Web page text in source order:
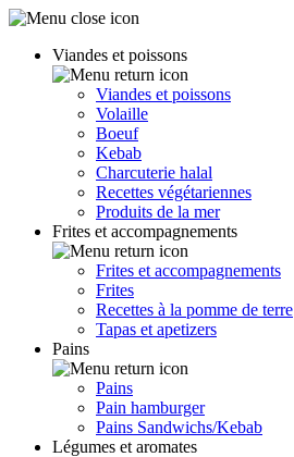
Viandes et poissons
Viandes et poissons
Volaille
Boeuf
Kebab
Charcuterie halal
Recettes végétariennes
Produits de la mer
Frites et accompagnements
Frites et accompagnements
Frites
Recettes à la pomme de terre
Tapas et apetizers
Pains
Pains
Pain hamburger
Pains Sandwichs/Kebab
Légumes et aromates